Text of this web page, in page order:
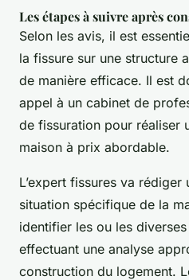
Les étapes à suivre après
Selon les avis, il est
la fissure sur une structure
de manière efficace. Il est
appel à un cabinet de
de fissuration pour réaliser
maison à prix abordable.
L’expert fissures va
situation spécifique de la
identifier les ou les
effectuant une analyse
construction du logement.